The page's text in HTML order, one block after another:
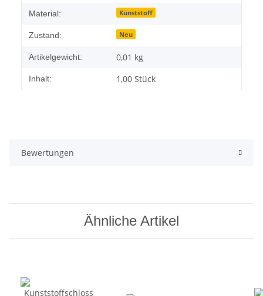
Material: Kunststoff
Zustand: Neu
Artikelgewicht: 0,01 kg
Inhalt: 1,00 Stück
Bewertungen
Ähnliche Artikel